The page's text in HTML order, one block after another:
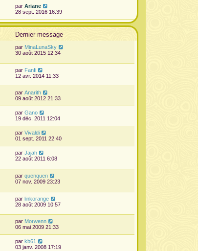
par Ariane
28 sept. 2016 16:39
Dernier message
par MinaLunaSky
30 août 2015 12:34
par Fanfi
12 avr. 2014 11:33
par Anarith
09 août 2012 21:33
par Gano
19 déc. 2011 12:04
par Vivaldi
01 sept. 2011 22:40
par Jajah
22 août 2011 6:08
par quenquen
07 nov. 2009 23:23
par linkorange
28 août 2009 10:57
par Morwenn
06 mai 2009 21:33
par kb61
03 janv. 2008 17:19